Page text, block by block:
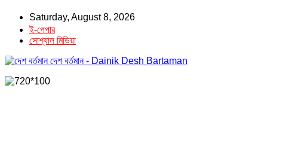
Saturday, August 8, 2026
ই-পেপার
সোশ্যাল মিডিয়া
দেশ বর্তমান - Dainik Desh Bartaman